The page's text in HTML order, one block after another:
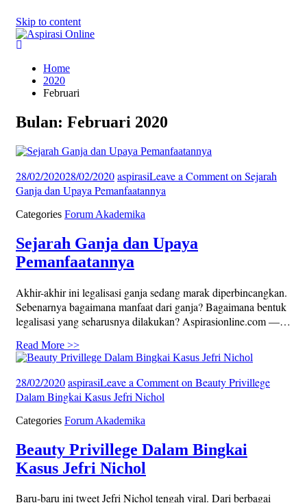
Skip to content
Home
2020
Februari
Bulan: Februari 2020
28/02/202028/02/2020aspirasiLeave a Commenton Sejarah
Ganja dan Upaya Pemanfaatannya
Categories Forum Akademika
Sejarah Ganja dan Upaya
Pemanfaatannya
Akhir-akhir ini legalisasi ganja sedang marak diperbincangkan.
Sebenarnya bagaimana manfaat dari ganja? Bagaimana bentuk
legalisasi yang seharusnya dilakukan? Aspirasionline.com —…
Read More >>
28/02/2020aspirasiLeave a Commenton Beauty Privillege
Dalam Bingkai Kasus Jefri Nichol
Categories Forum Akademika
Beauty Privillege Dalam Bingkai
Kasus Jefri Nichol
Baru-baru ini tweet Jefri Nichol tengah viral. Dari berbagai